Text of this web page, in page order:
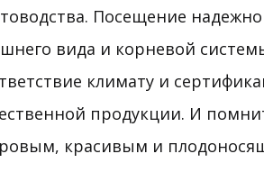
Посещение
вида и корневой
климату и
продукции. И
красивым и